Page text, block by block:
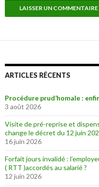
ARTICLES RÉCENTS
Procédure prud’homale :
3 août 2026
Visite de pré-reprise et
change le décret du 12 juin
16 juin 2026
Forfait jours invalidé :
( RTT )accordés au salarié ?
12 juin 2026